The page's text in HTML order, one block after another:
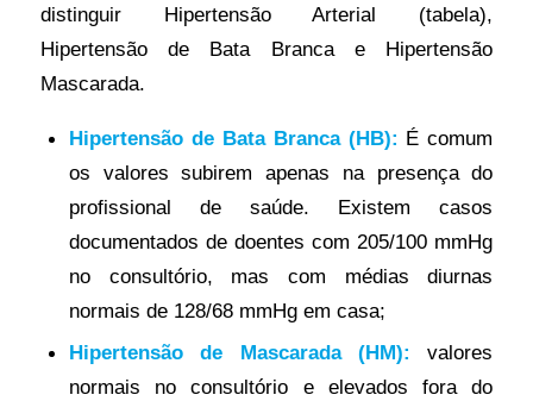
distinguir Hipertensão Arterial (tabela),
Hipertensão de Bata Branca e Hipertensão
Mascarada.
Hipertensão de Bata Branca (HB): É comum
os valores subirem apenas na presença do
profissional de saúde. Existem casos
documentados de doentes com 205/100 mmHg
no consultório, mas com médias diurnas
normais de 128/68 mmHg em casa;
Hipertensão de Mascarada (HM):
valores
normais no consultório e elevados fora do